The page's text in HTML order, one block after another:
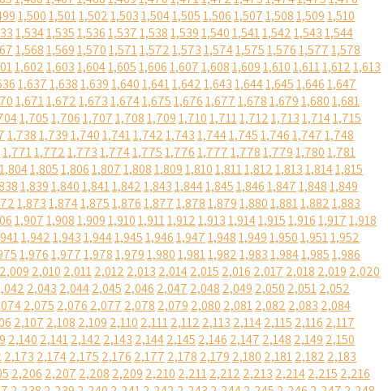
1,5001,5011,5021,5031,5041,5051,5061,5071,5081,5091,510
1,5341,5351,5361,5371,5381,5391,5401,5411,5421,5431,544
1,5681,5691,5701,5711,5721,5731,5741,5751,5761,5771,578
1,6021,6031,6041,6051,6061,6071,6081,6091,6101,6111,6121,613
1,6371,6381,6391,6401,6411,6421,6431,6441,6451,6461,647
1,6711,6721,6731,6741,6751,6761,6771,6781,6791,6801,681
1,7051,7061,7071,7081,7091,7101,7111,7121,7131,7141,715
1,7381,7391,7401,7411,7421,7431,7441,7451,7461,7471,748
1,7711,7721,7731,7741,7751,7761,7771,7781,7791,7801,781
1,8041,8051,8061,8071,8081,8091,8101,8111,8121,8131,8141,815
1,8391,8401,8411,8421,8431,8441,8451,8461,8471,8481,849
1,8731,8741,8751,8761,8771,8781,8791,8801,8811,8821,883
1,9071,9081,9091,9101,9111,9121,9131,9141,9151,9161,9171,918
1,9421,9431,9441,9451,9461,9471,9481,9491,9501,9511,952
1,9761,9771,9781,9791,9801,9811,9821,9831,9841,9851,986
2,009 2,010 2,0112,012 2,013 2,0142,015 2,016 2,017 2,018 2,019 2,020
2,043 2,0442,045 2,046 2,047 2,048 2,049 2,050 2,0512,052
2,075 2,076 2,077 2,078 2,079 2,080 2,0812,082 2,083 2,084
2,107 2,108 2,109 2,110 2,1112,112 2,113 2,1142,115 2,116 2,117
2,140 2,1412,142 2,143 2,1442,145 2,146 2,147 2,148 2,149 2,150
2,173 2,1742,175 2,176 2,177 2,178 2,179 2,180 2,1812,182 2,183
2,206 2,207 2,208 2,209 2,210 2,2112,212 2,213 2,2142,215 2,216